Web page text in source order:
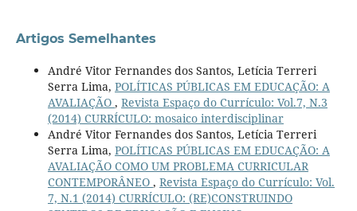
Artigos Semelhantes
André Vitor Fernandes dos Santos, Letícia Terreri
Serra Lima, POLÍTICAS PÚBLICAS EM EDUCAÇÃO: A
AVALIAÇÃO , Revista Espaço do Currículo: Vol.7, N.3
(2014) CURRÍCULO: mosaico interdisciplinar
André Vitor Fernandes dos Santos, Letícia Terreri
Serra Lima, POLÍTICAS PÚBLICAS EM EDUCAÇÃO: A
AVALIAÇÃO COMO UM PROBLEMA CURRICULAR
CONTEMPORÂNEO , Revista Espaço do Currículo: Vol.
7, N.1 (2014) CURRÍCULO: (RE)CONSTRUINDO